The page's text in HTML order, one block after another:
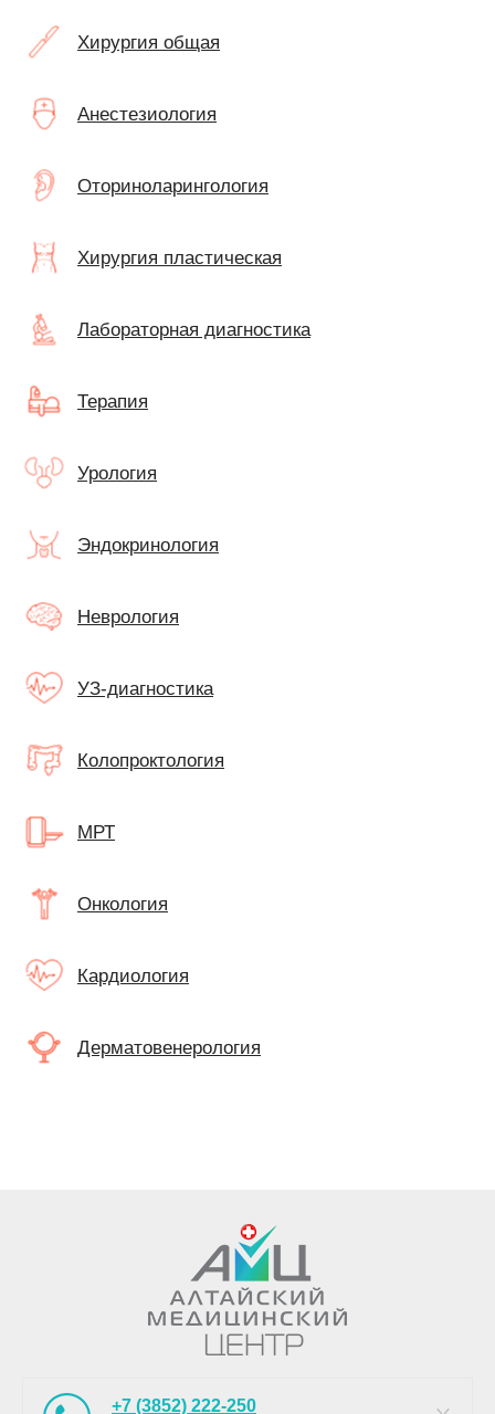
Хирургия общая
Анестезиология
Оториноларингология
Хирургия пластическая
Лабораторная диагностика
Терапия
Урология
Эндокринология
Неврология
УЗ-диагностика
Колопроктология
МРТ
Онкология
Кардиология
Дерматовенерология
+7 (3852) 222-250